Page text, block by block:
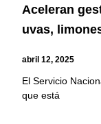
Aceleran
uvas,
abril 12, 2025
El Servicio
que está